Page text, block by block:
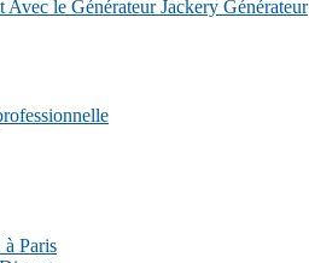
le Générateur Jackery Générateur
Paris